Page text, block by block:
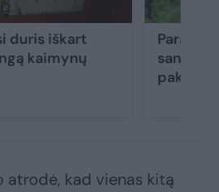
duris iškart
kaimynų
pakeitė
atrodė, kad vienas kitą